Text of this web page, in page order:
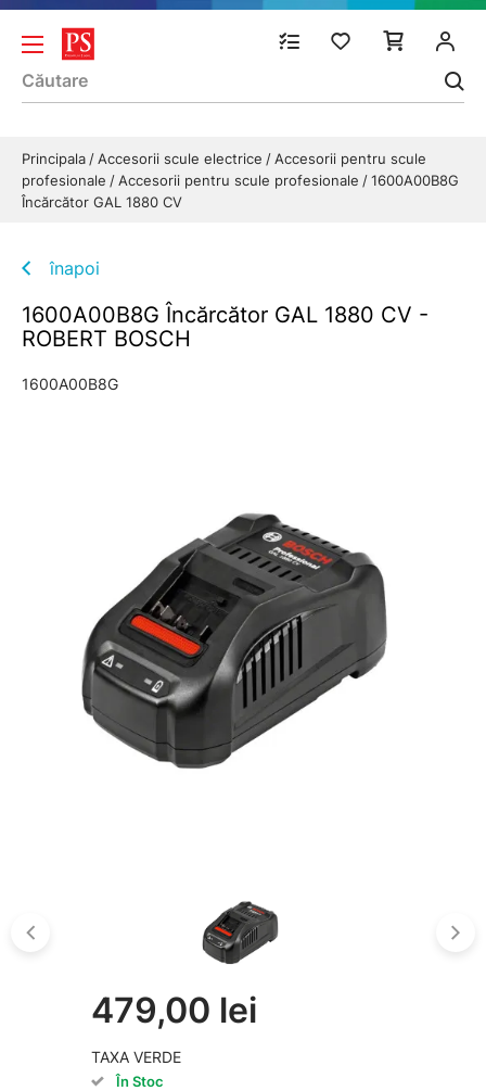
Principala Accesorii scule electrice
Accesorii pentru scule
profesionale
Accesorii pentru scule profesionale
1600A00B8G
Încărcător GAL 1880 CV
înapoi
1600A00B8G Încărcător GAL 1880 CV -
ROBERT BOSCH
1600A00B8G
479,00 lei
TAXA VERDE
În Stoc